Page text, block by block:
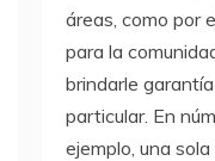
áreas, como por
para la
brindarle
particular. En
ejemplo, una